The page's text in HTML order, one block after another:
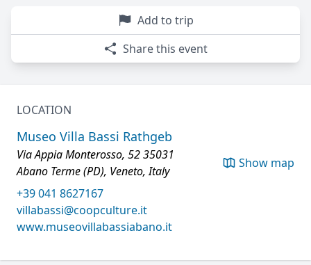
Add to trip
Share this event
LOCATION
Museo Villa Bassi Rathgeb
Via Appia Monterosso, 52 35031
Abano Terme (PD), Veneto, Italy
Show map
+39 041 8627167
villabassi@coopculture.it
www.museovillabassiabano.it